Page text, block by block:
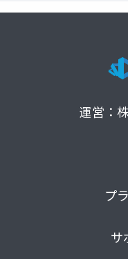
運営：
プ
サ